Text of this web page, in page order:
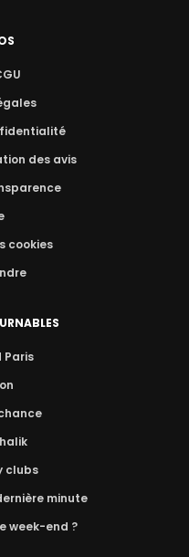
des avis
cookies
Paris
clubs
minute
week-end ?